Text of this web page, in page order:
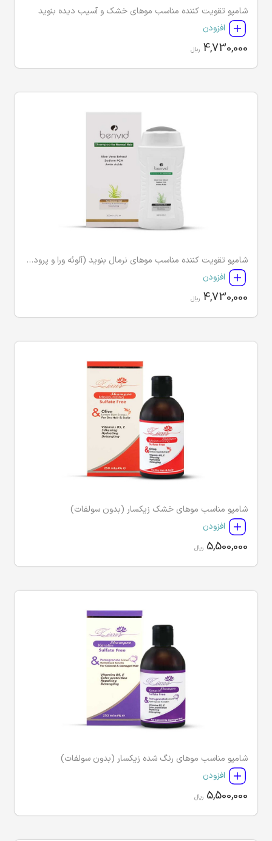
شامپو تقویت کننده مناسب موهای خشک و آسیب دیده بنوید
افزودن
4,730,000 ریال
شامپو تقویت کننده مناسب موهای نرمال بنوید (آلوئه ورا و پرودیو 500)
افزودن
4,730,000 ریال
شامپو مناسب موهای خشک زیکسار (بدون سولفات)
افزودن
5,500,000 ریال
شامپو مناسب موهای رنگ شده زیکسار (بدون سولفات)
افزودن
5,500,000 ریال